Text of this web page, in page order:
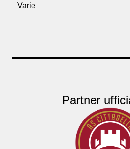
Varie
Partner